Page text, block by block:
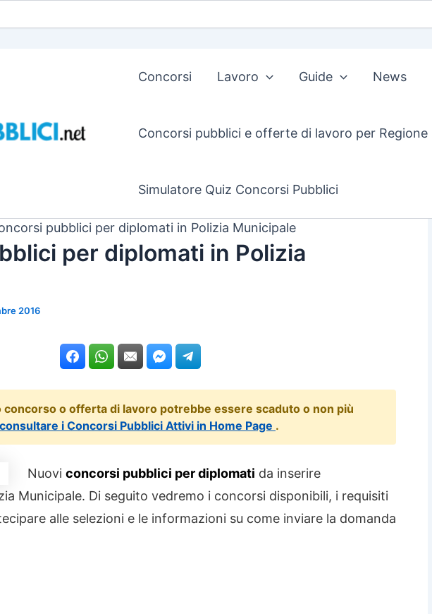
Concorsi Lavoro Guide News
Concorsi pubblici e offerte di lavoro per Regione
Simulatore Quiz Concorsi Pubblici
pubblici per diplomati in Polizia Municipale
per diplomati in Polizia
2016
o offerta di lavoro potrebbe essere scaduto o non più
i Concorsi Pubblici Attivi in Home Page .
Nuovi concorsi pubblici per diplomati da inserire
Municipale. Di seguito vedremo i concorsi disponibili, i requisiti
alle selezioni e le informazioni su come inviare la domanda